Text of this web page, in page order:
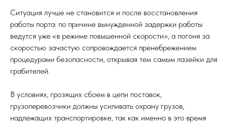
Ситуация лучше не становится и после восстановления
работы порта: по причине вынужденной задержки работы
ведутся уже «в режиме повышенной скорости», а погоня за
скоростью зачастую сопровождается пренебрежением
процедурами безопасности, открывая тем самым лазейки для
грабителей.
В условиях, грозящих сбоем в цепи поставок,
грузоперевозчики должны усиливать охрану грузов,
надлежащих транспортировке, так как именно в это время